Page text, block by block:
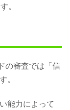
。
の審査では「信
。
能力によって